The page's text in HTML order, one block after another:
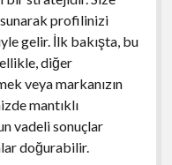
profilinizi
gelir. İlk bakışta, bu
diğer
veya markanızın
mantıklı
vadeli sonuçlar
doğurabilir.